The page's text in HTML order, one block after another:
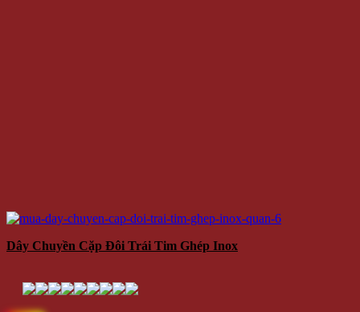
Dây Chuyền Cặp Đôi Trái Tim Ghép Inox